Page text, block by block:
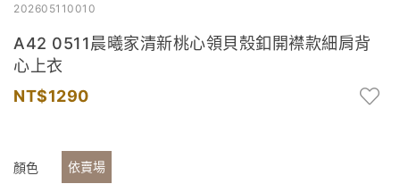
202605110010
A42 0511晨曦家清新桃心領貝殼釦開襟款細肩背
心上衣
1290
顏色 依賣場